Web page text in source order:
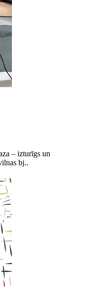
– izturīgs un
bj..